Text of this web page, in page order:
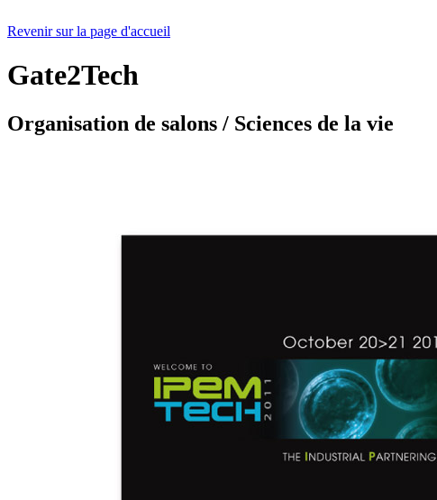
Revenir sur la page d'accueil
Gate2Tech
Organisation de salons / Sciences de la vie